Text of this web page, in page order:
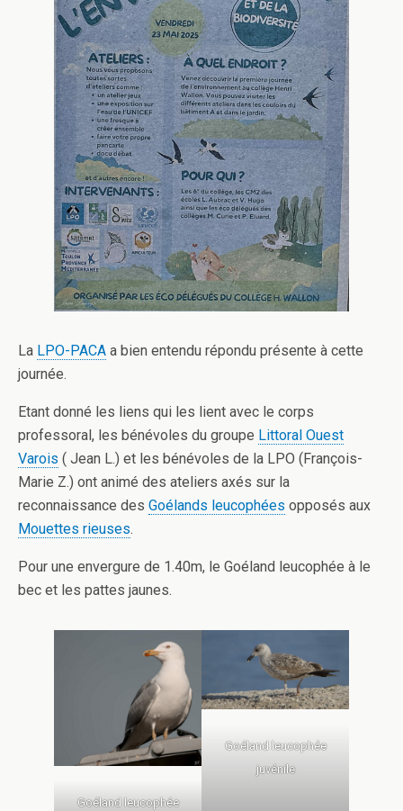
La LPO-PACA a bien entendu répondu présente à cette
journée.
Etant donné les liens qui les lient avec le corps
professoral, les bénévoles du groupe Littoral Ouest
Varois ( Jean L.) et les bénévoles de la LPO (François-
Marie Z.) ont animé des ateliers axés sur la
reconnaissance des Goélands leucophées opposés aux
Mouettes rieuses.
Pour une envergure de 1.40m, le Goéland leucophée à le
bec et les pattes jaunes.
Goéland leucophée
Goéland leucophée
juvénile